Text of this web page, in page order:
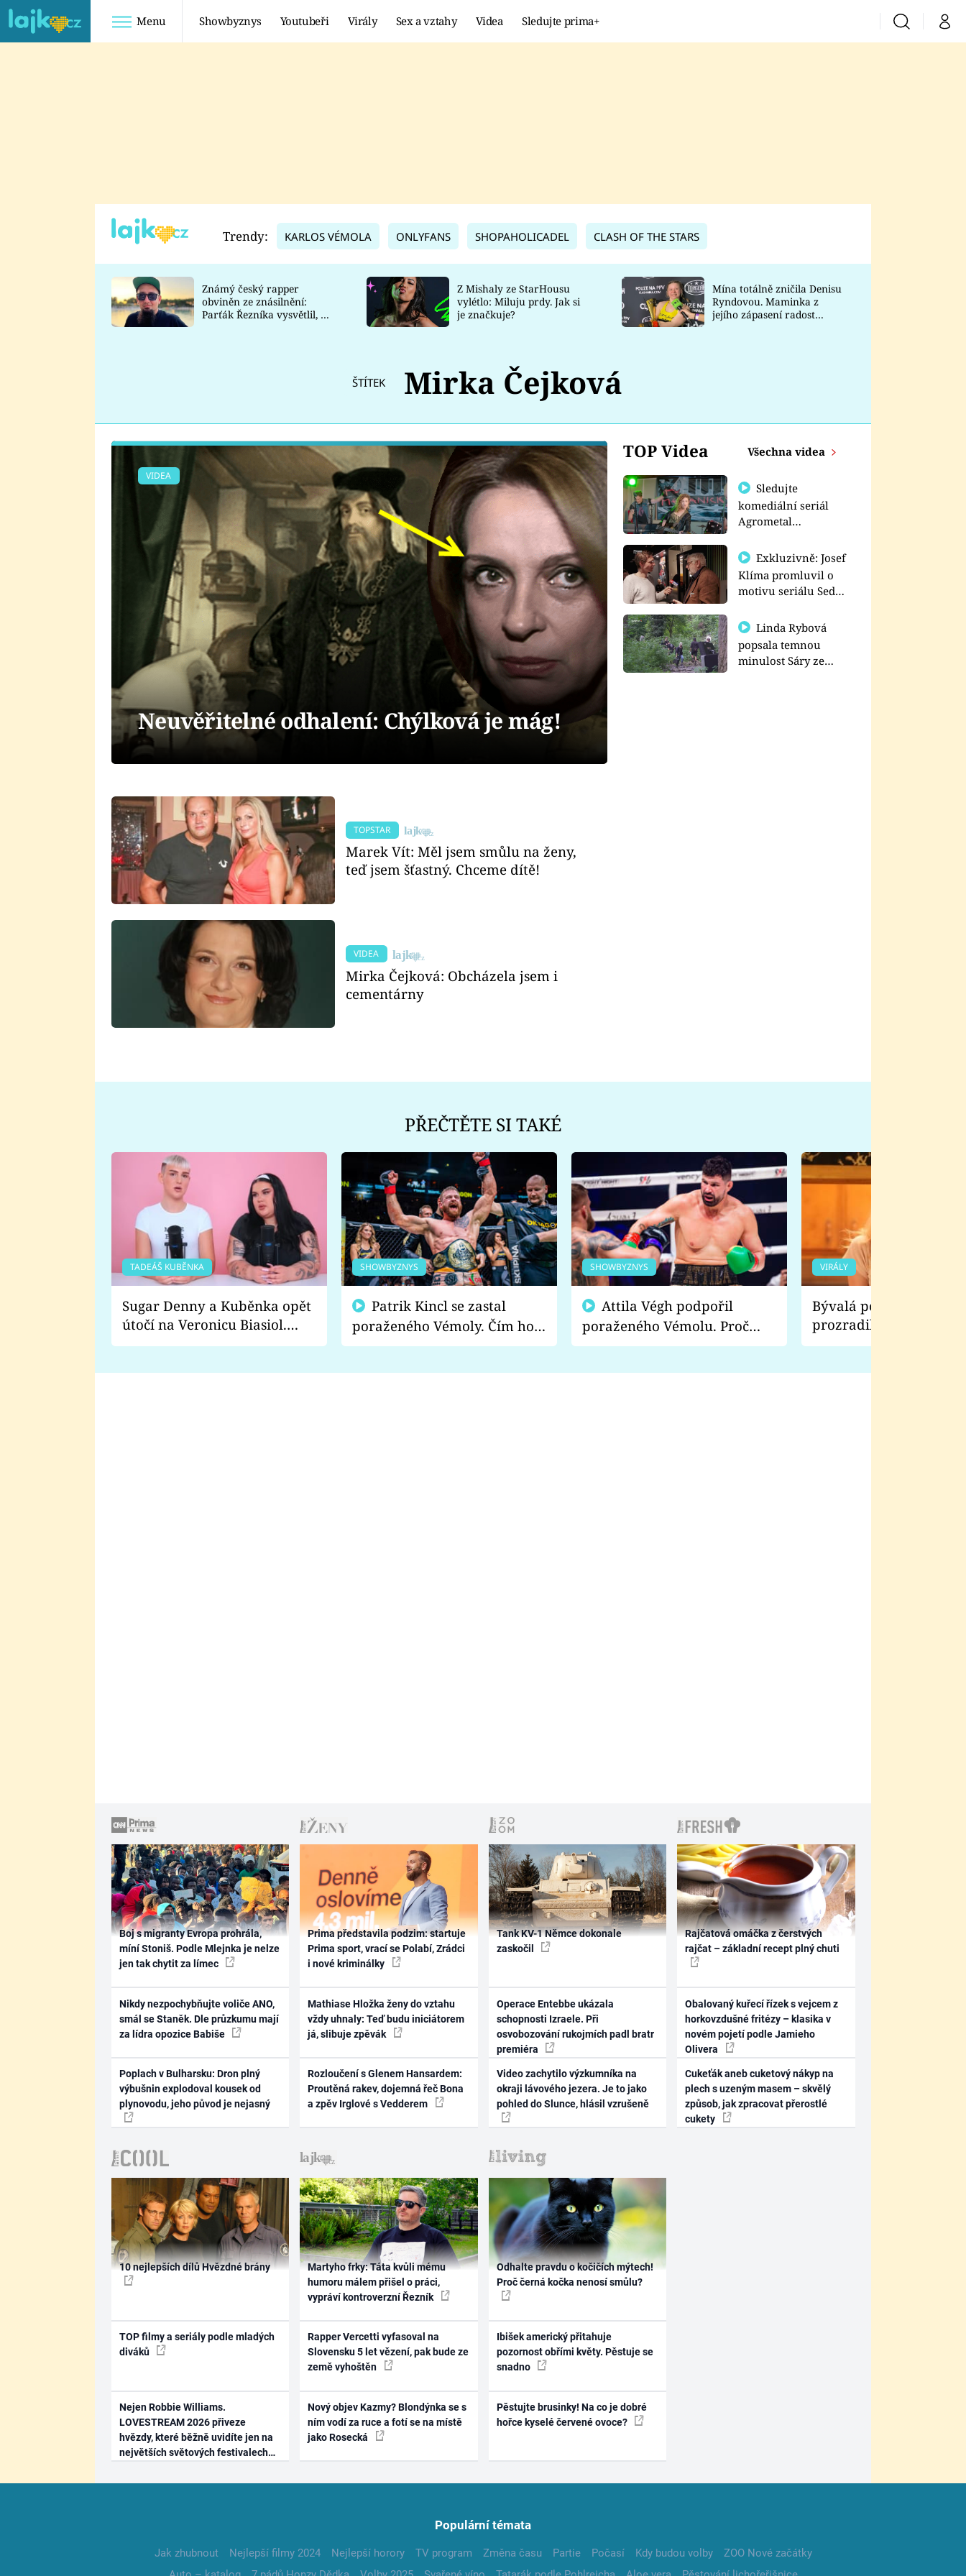
Menu Showbyznys Youtubeři Virály Sex a vztahy Videa Sledujte prima+ VyhledáváníMůj
TADEÁŠ KUBĚNKA
DATEL
Prima Lajk
Sledujte nás
Trendy: KARLOS VÉMOLA ONLYFANS SHOPAHOLICADEL CLASH OF THE STARS
Známý český rapper
obviněn ze znásilnění:
Parťák Řezníka vysvětlil, co
Z Mishaly ze StarHousu
vylétlo: Miluju prdy. Jak si
je značkuje?
Mína totálně zničila Denisu
Ryndovou. Maminka z
jejího zápasení radost
ŠTÍTEK Mirka Čejková
TOP Videa Všechna videa
Sledujte
komediální seriál
Agrometal
prima+
Exkluzivně: Josef
Klíma promluvil o
motivu seriálu Sedm
Linda Rybová
popsala temnou
minulost Sáry ze
VIDEA
Neuvěřitelné odhalení: Chýlková je mág!
TOPSTAR
Marek Vít: Měl jsem smůlu na ženy,
teď jsem šťastný. Chceme dítě!
VIDEA
Mirka Čejková: Obcházela jsem i
cementárny
PŘEČTĚTE SI TAKÉ
TADEÁŠ KUBĚNKA
Sugar Denny a Kuběnka opět
útočí na Veronicu Biasiol.
Proč je podle nich falešná a
SHOWBYZNYS
poraženého Vémoly. Čím ho
fanoušci naštvali?
SHOWBYZNYS
poraženého Vémolu. Proč
chce raději zápasit s ním než
VIRÁLY
Bývalá pornoherečka
prozradila, co ji
natáčení Euforie.
Boj s migranty Evropa prohrála,
míní Stoniš. Podle Mlejnka je nelze
jen tak chytit za límec
Nikdy nezpochybňujte voliče ANO,
smál se Staněk. Dle průzkumu mají
za lídra opozice Babiše
Poplach v Bulharsku: Dron plný
výbušnin explodoval kousek od
plynovodu, jeho původ je nejasný
Prima představila podzim: startuje
Prima sport, vrací se Polabí, Zrádci
i nové kriminálky
Mathiase Hložka ženy do vztahu
vždy uhnaly: Teď budu iniciátorem
já, slibuje zpěvák
Rozloučení s Glenem Hansardem:
Proutěná rakev, dojemná řeč Bona
a zpěv Irglové s Vedderem
Tank KV-1 Němce dokonale
zaskočil
Operace Entebbe ukázala
schopnosti Izraele. Při
osvobozování rukojmích padl bratr
premiéra
Video zachytilo výzkumníka na
okraji lávového jezera. Je to jako
pohled do Slunce, hlásil vzrušeně
Rajčatová omáčka z čerstvých
rajčat – základní recept plný chuti
Obalovaný kuřecí řízek s vejcem z
horkovzdušné fritézy – klasika v
novém pojetí podle Jamieho
Olivera
Cukeťák aneb cuketový nákyp na
plech s uzeným masem – skvělý
způsob, jak zpracovat přerostlé
cukety
10 nejlepších dílů Hvězdné brány
TOP filmy a seriály podle mladých
diváků
Nejen Robbie Williams.
LOVESTREAM 2026 přiveze
hvězdy, které běžně uvidíte jen na
největších světových festivalech
Martyho frky: Táta kvůli mému
humoru málem přišel o práci,
vypráví kontroverzní Řezník
Rapper Vercetti vyfasoval na
Slovensku 5 let vězení, pak bude ze
země vyhoštěn
Nový objev Kazmy? Blondýnka se s
ním vodí za ruce a fotí se na místě
jako Rosecká
Odhalte pravdu o kočičích mýtech!
Proč černá kočka nenosí smůlu?
Ibišek americký přitahuje
pozornost obřími květy. Pěstuje se
snadno
Pěstujte brusinky! Na co je dobré
hořce kyselé červené ovoce?
Populární témata
Jak zhubnout Nejlepší filmy 2024 Nejlepší horory TV program Změna času Partie Počasí Kdy budou volby
ZOO Nové začátky